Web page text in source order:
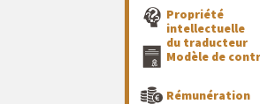
Propriété
intellectuelle
du traducteur
Modèle de
Rémunération